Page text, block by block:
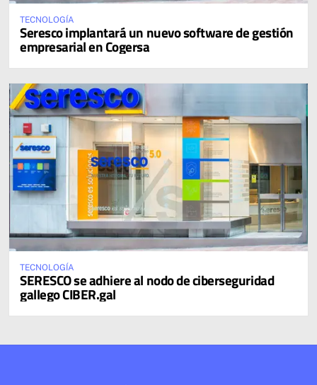
TECNOLOGÍA
Seresco implantará un nuevo software de gestión
empresarial en Cogersa
TECNOLOGÍA
SERESCO se adhiere al nodo de ciberseguridad
gallego CIBER.gal